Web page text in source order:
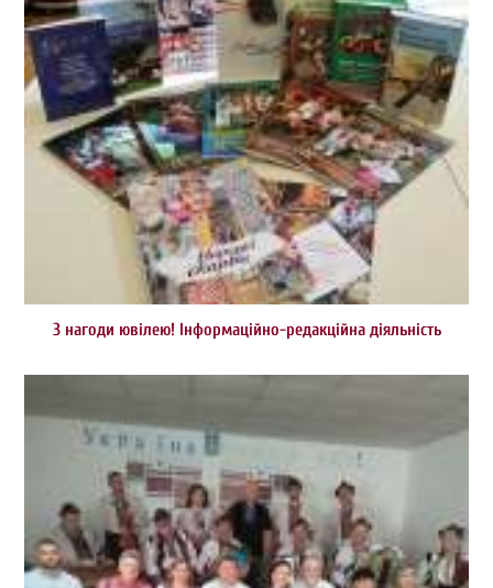
З нагоди ювілею! Інформаційно-редакційна діяльність